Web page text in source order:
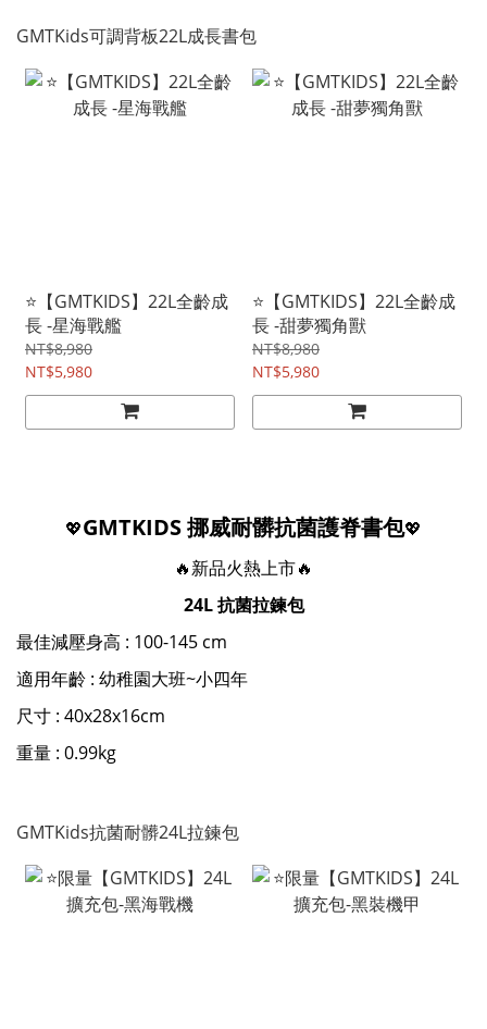
GMTKids可調背板22L成長書包
⭐【GMTKIDS】22L全齡成
長 -星海戰艦
NT$8,980
NT$5,980
⭐【GMTKIDS】22L全齡成
長 -甜夢獨角獸
NT$8,980
NT$5,980
💖GMTKIDS 挪威耐髒抗菌護脊書包💖
🔥新品火熱上市🔥
24L 抗菌拉鍊包
最佳減壓身高 : 100-145 cm
適用年齡 : 幼稚園大班~小四年
尺寸 : 40x28x16cm
重量 : 0.99kg
GMTKids抗菌耐髒24L拉鍊包